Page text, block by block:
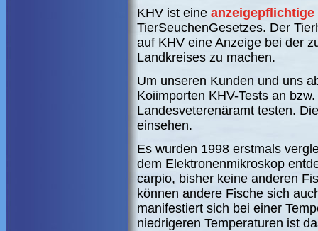
KHV ist eine anzeigepflichtige
TierSeuchenGesetzes. Der
auf KHV eine Anzeige bei der
Landkreises zu machen.
Um unseren Kunden und uns
Koiimporten KHV-Tests an
Landesveterenäramt testen.
einsehen.
Es wurden 1998 erstmals
dem Elektronenmikroskop
carpio, bisher keine anderen
können andere Fische sich
manifestiert sich bei einer
niedrigeren Temperaturen ist